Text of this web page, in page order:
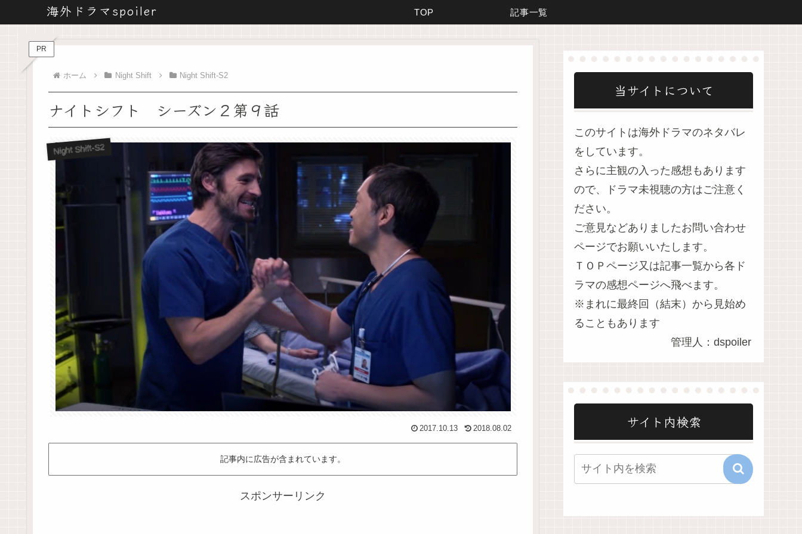
海外ドラマspoiler TOP 記事一覧
PR
ホーム Night Shift Night Shift-S2
ナイトシフト シーズン２第９話
Night Shift-S2
2017.10.13 2018.08.02
記事内に広告が含まれています。
スポンサーリンク
当サイトについて
このサイトは海外ドラマのネタバレ
をしています。
さらに主観の入った感想もあります
ので、ドラマ未視聴の方はご注意く
ださい。
ご意見などありましたお問い合わせ
ページでお願いいたします。
ＴＯＰページ又は記事一覧から各ド
ラマの感想ページへ飛べます。
※まれに最終回（結末）から見始め
ることもあります
管理人：dspoiler
サイト内検索